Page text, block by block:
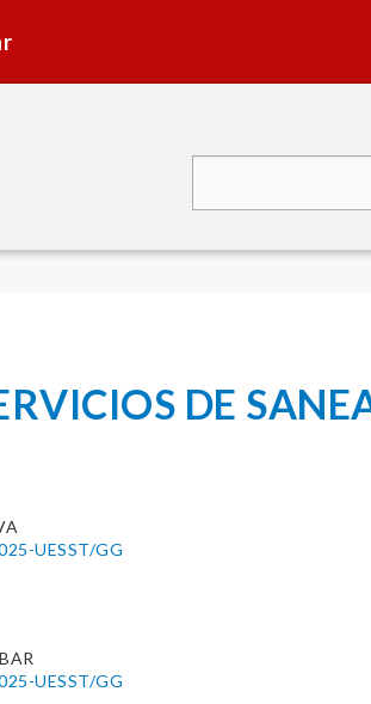
DE
UESST/GG
UESST/GG